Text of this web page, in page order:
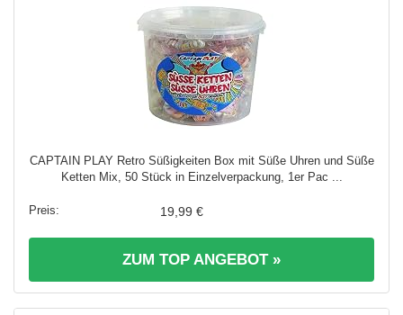
CAPTAIN PLAY Retro Süßigkeiten Box mit Süße Uhren und Süße
Ketten Mix, 50 Stück in Einzelverpackung, 1er Pac ...
19,99 €
ZUM TOP ANGEBOT »